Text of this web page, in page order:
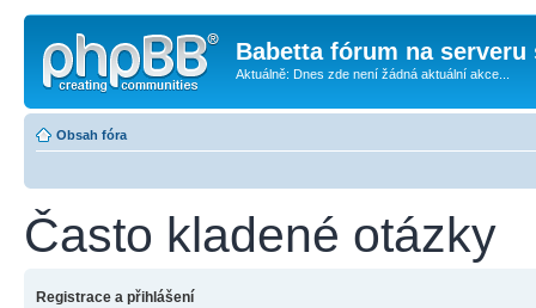
Babetta fórum na serveru
Aktuálně: Dnes zde není žádná aktuální akce...
Obsah fóra
Často kladené otázky
Registrace a přihlášení